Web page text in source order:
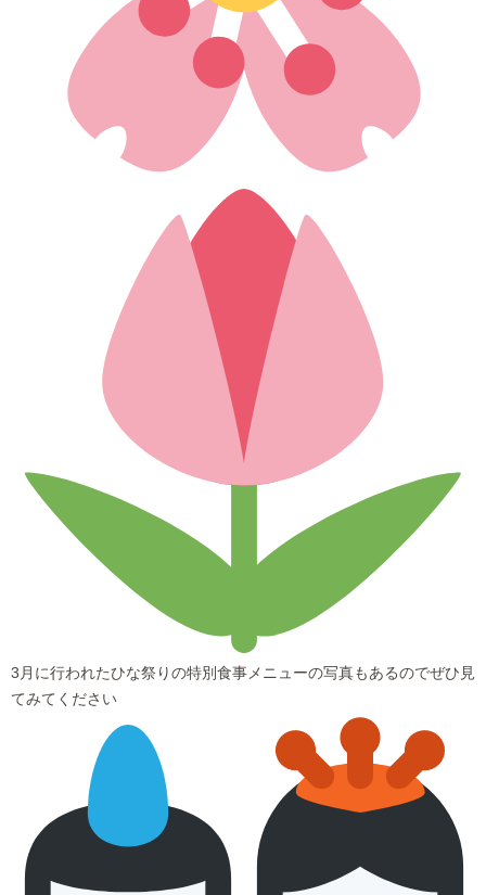
3月に行われたひな祭りの特別食事メニューの写真もあるのでぜひ見
てみてください